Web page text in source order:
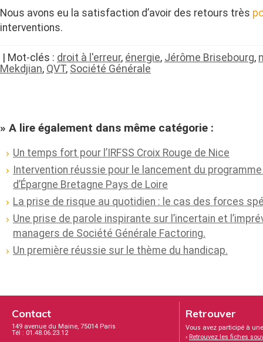
Nous avons eu la satisfaction d’avoir des retours très
interventions.
| Mot-clés : droit à l'erreur, énergie, Jérôme Brisebourg,
Mekdjian, QVT, Société Générale
» A lire également dans même catégorie :
Un temps fort pour l’IRFSS Croix Rouge de Nice
Intervention réussie pour le lancement du
d’Épargne Bretagne Pays de Loire
La prise de risque au quotidien : le cas des forces
Une prise de parole inspirante sur l’incertain et
managers de Société Générale Factoring.
Un première réussie sur le thème du handicap.
Contact
149 avenue du Maine, 75014 Paris
Tél : 01.48.06.23.12
Retrouver
Vous avez participé à
› Retrouvez les fiches